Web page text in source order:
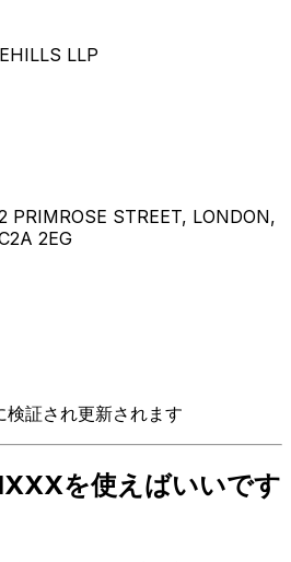
LLP
PRIMROSE STREET, LONDON,
2EG
証され更新されます
を使えばいいです